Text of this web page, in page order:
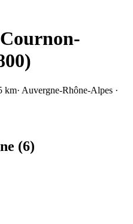
km· Auvergne-Rhône-Alpes ·
(6)